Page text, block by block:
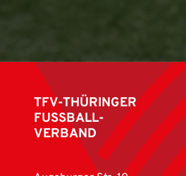
TFV-THÜRINGER
FUSSBALL-
VERBAND